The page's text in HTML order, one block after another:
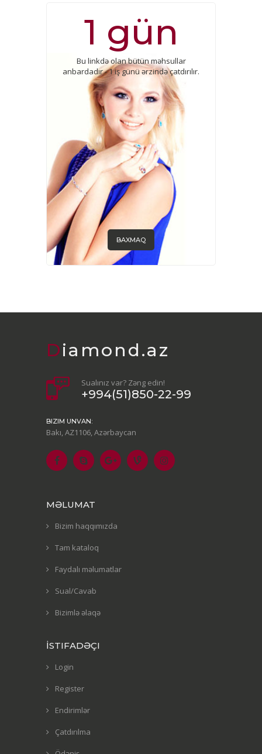
1 gün
Bu linkdə olan bütün məhsullar
anbardadır - 1 iş günü ərzində çatdırılır.
BAXMAQ
Diamond.az
Sualınız var? Zəng edin!
+994(51)850-22-99
BIZIM UNVAN:
Bakı, AZ1106, Azərbaycan
MƏLUMAT
Bizim haqqımızda
Tam kataloq
Faydalı məlumatlar
Sual/Cavab
Bizimlə əlaqə
İSTIFADƏÇI
Login
Register
Endirimlər
Çatdırılma